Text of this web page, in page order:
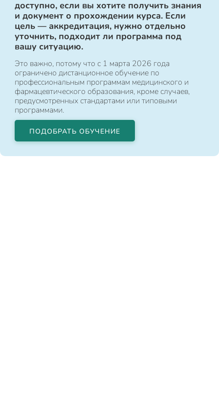
доступно, если вы хотите получить знания
и документ о прохождении курса. Если
цель — аккредитация, нужно отдельно
уточнить, подходит ли программа под
вашу ситуацию.
Это важно, потому что с 1 марта 2026 года
ограничено дистанционное обучение по
профессиональным программам медицинского и
фармацевтического образования, кроме случаев,
предусмотренных стандартами или типовыми
программами.
ПОДОБРАТЬ ОБУЧЕНИЕ